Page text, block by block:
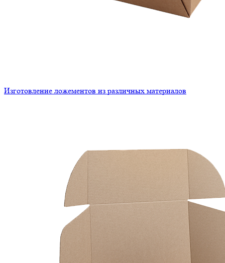
Изготовление ложементов из различных материалов